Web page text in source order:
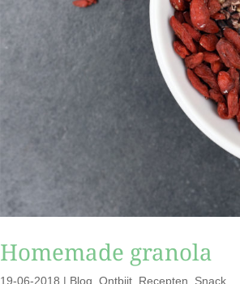
Homemade granola
19-06-2018 | Blog ,Ontbijt Recepten Snack